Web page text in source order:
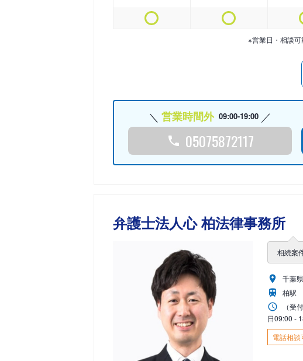
※営業日・相談可
営業時間外 09:00-19:00
05075872117
弁護士法人心 柏法律事務所
相続案
千葉
柏駅
（受
日09:00 -
電話相談